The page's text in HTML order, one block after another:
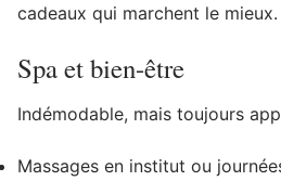
cadeaux qui marchent le mieux.
Spa et bien-être
Indémodable, mais toujours
Massages en institut ou